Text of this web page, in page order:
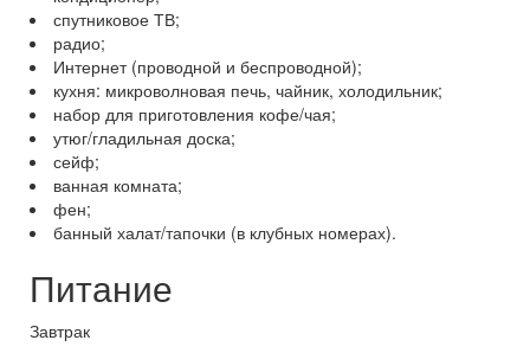
спутниковое ТВ;
радио;
Интернет (проводной и беспроводной);
кухня: микроволновая печь, чайник, холодильник;
набор для приготовления кофе/чая;
утюг/гладильная доска;
сейф;
ванная комната;
фен;
банный халат/тапочки (в клубных номерах).
Питание
Завтрак